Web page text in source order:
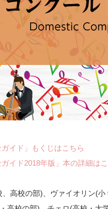
イド」もくじはこちら
イド2018年版」本の詳細は
、高校の部)、ヴァイオリン(